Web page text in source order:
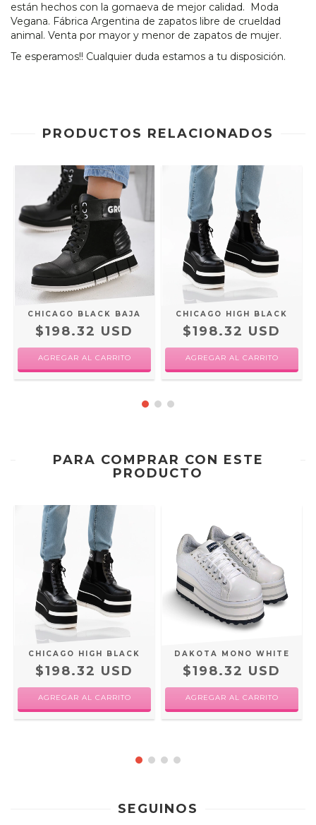
están hechos con la gomaeva de mejor calidad. Moda
Vegana. Fábrica Argentina de zapatos libre de crueldad
animal. Venta por mayor y menor de zapatos de mujer.
Te esperamos!! Cualquier duda estamos a tu disposición.
PRODUCTOS RELACIONADOS
CHICAGO BLACK BAJA
$198.32 USD
AGREGAR AL CARRITO
CHICAGO HIGH BLACK
$198.32 USD
AGREGAR AL CARRITO
PARA COMPRAR CON ESTE
PRODUCTO
CHICAGO HIGH BLACK
$198.32 USD
AGREGAR AL CARRITO
DAKOTA MONO WHITE
$198.32 USD
AGREGAR AL CARRITO
SEGUINOS